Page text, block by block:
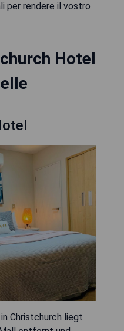
per rendere il vostro
Hotel
Christchurch liegt